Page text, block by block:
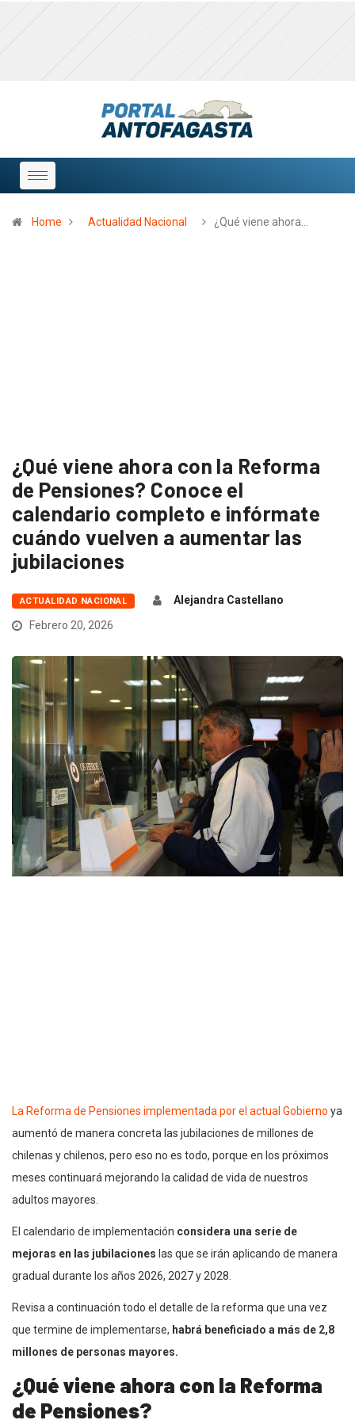
Home Actualidad Nacional ¿Qué viene ahora…
¿Qué viene ahora con la Reforma
de Pensiones? Conoce el
calendario completo e infórmate
cuándo vuelven a aumentar las
jubilaciones
ACTUALIDAD NACIONAL
Alejandra Castellano
Febrero 20, 2026
La Reforma de Pensiones implementada por el actual Gobierno ya
aumentó de manera concreta las jubilaciones de millones de
chilenas y chilenos, pero eso no es todo, porque en los próximos
meses continuará mejorando la calidad de vida de nuestros
adultos mayores.
El calendario de implementación considera una serie de
mejoras en las jubilaciones las que se irán aplicando de manera
gradual durante los años 2026, 2027 y 2028.
Revisa a continuación todo el detalle de la reforma que una vez
que termine de implementarse, habrá beneficiado a más de 2,8
millones de personas mayores.
¿Qué viene ahora con la Reforma
de Pensiones?